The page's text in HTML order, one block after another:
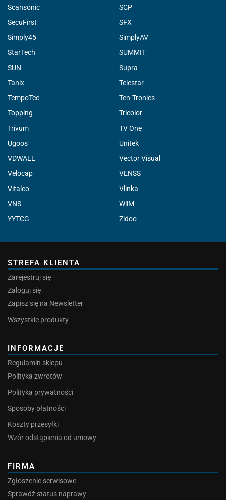
Scansonic
SCP
SecuFirst
SFX
Simply45
SimplyAV
StarTech
SUMMIT
SUN
Supra
Tanix
Telestar
TempoTec
Ten-Tronics
Topping
Tricolor
Trivum
TV One
Ugoos
Unitek
VDWALL
Vector Visual
Velocap
VENSS
Vitalco
Vlinka
VNS
WiiM
YYTCG
Zidoo
STREFA KLIENTA
Zarejestruj się
Zaloguj się
Zapisz się na Newsletter
Wszystkie produkty
INFORMACJE
Regulamin sklepu
Polityka zwrotów
Polityka prywatności
Sposoby płatności
Koszty przesyłki
Wzór odstąpienia od umowy
FIRMA
Zgłoszenie serwisowe
Sprawdź status naprawy